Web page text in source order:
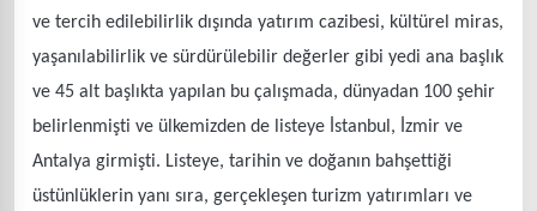
ve tercih edilebilirlik dışında yatırım cazibesi, kültürel miras,
yaşanılabilirlik ve sürdürülebilir değerler gibi yedi ana başlık
ve 45 alt başlıkta yapılan bu çalışmada, dünyadan 100 şehir
belirlenmişti ve ülkemizden de listeye İstanbul, İzmir ve
Antalya girmişti. Listeye, tarihin ve doğanın bahşettiği
üstünlüklerin yanı sıra, gerçekleşen turizm yatırımları ve